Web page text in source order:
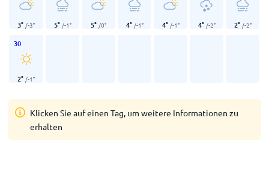
3° /-3° 5° /-1° 5° /0° 4° /-1° 4° /-1° 4° /-2° 2° /-2°
30
2° /-1°
Klicken Sie auf einen Tag, um weitere Informationen zu
erhalten